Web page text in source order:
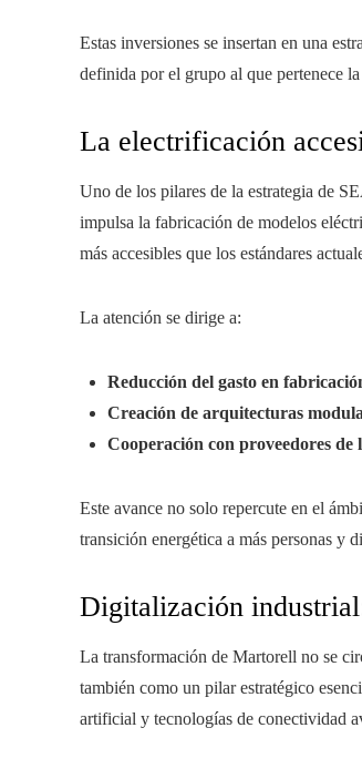
Estas inversiones se insertan en una
definida por el grupo al que pertenece la
La electrificación
Uno de los pilares de la estrategia de
impulsa la fabricación de modelos
más accesibles que los estándares
La atención se dirige a:
Reducción del gasto en
Creación de arquitecturas
Cooperación con proveedores de
Este avance no solo repercute en el
transición energética a más personas y
Digitalización
La transformación de Martorell no se
también como un pilar estratégico
artificial y tecnologías de conectividad